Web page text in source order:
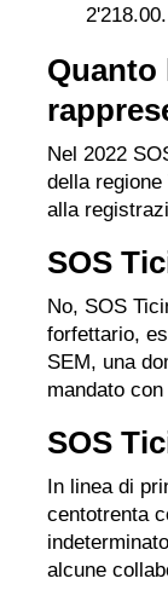
2'218.00.
Quanto
Nel 2022
della
alla
SOS
No, SOS
forfettario,
SEM, una
mandato
SOS
In linea di
centotrenta
alcune